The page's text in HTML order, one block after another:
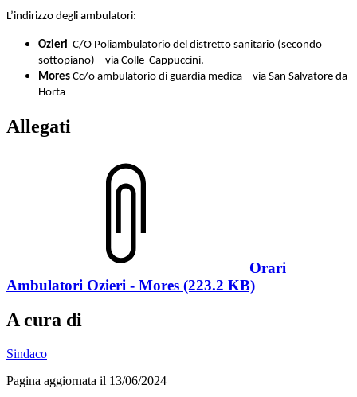
L’indirizzo degli ambulatori:
Ozieri C/O Poliambulatorio del distretto sanitario (secondo
sottopiano) – via Colle Cappuccini.
Mores Cc/o ambulatorio di guardia medica – via San Salvatore da
Horta
Allegati
Orari
Ambulatori Ozieri - Mores (223.2 KB)
A cura di
Sindaco
Pagina aggiornata il 13/06/2024